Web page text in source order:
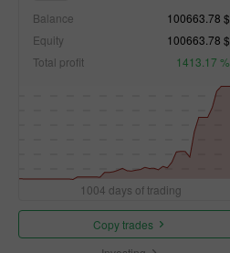
Balance
100663.78 $
Equity
100663.78 $
Total profit
1413.17 %
1004 days of trading
Copy trades